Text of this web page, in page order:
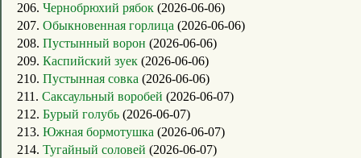
206. Чернобрюхий рябок (2026-06-06)
207. Обыкновенная горлица (2026-06-06)
208. Пустынный ворон (2026-06-06)
209. Каспийский зуек (2026-06-06)
210. Пустынная совка (2026-06-06)
211. Саксаульный воробей (2026-06-07)
212. Бурый голубь (2026-06-07)
213. Южная бормотушка (2026-06-07)
214. Тугайный соловей (2026-06-07)